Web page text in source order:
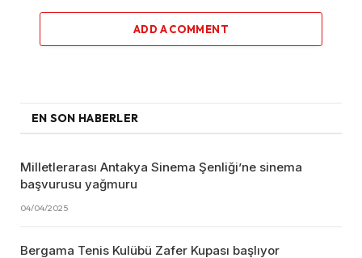
ADD A COMMENT
EN SON HABERLER
Milletlerarası Antakya Sinema Şenliği’ne sinema
başvurusu yağmuru
04/04/2025
Bergama Tenis Kulübü Zafer Kupası başlıyor